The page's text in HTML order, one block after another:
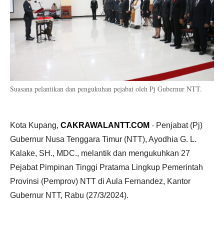
Suasana pelantikan dan pengukuhan pejabat oleh Pj Gubernur NTT.
Kota Kupang, CAKRAWALANTT.COM - Penjabat (Pj)
Gubernur Nusa Tenggara Timur (NTT), Ayodhia G. L.
Kalake, SH., MDC., melantik dan mengukuhkan 27
Pejabat Pimpinan Tinggi Pratama Lingkup Pemerintah
Provinsi (Pemprov) NTT di Aula Fernandez, Kantor
Gubernur NTT, Rabu (27/3/2024).